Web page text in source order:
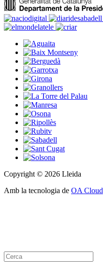
Copyright © 2026 Lleida
Amb la tecnologia de OA Cloud